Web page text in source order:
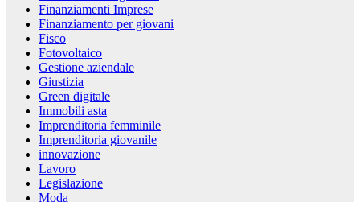
Finanziamenti Imprese
Finanziamento per giovani
Fisco
Fotovoltaico
Gestione aziendale
Giustizia
Green digitale
Immobili asta
Imprenditoria femminile
Imprenditoria giovanile
innovazione
Lavoro
Legislazione
Moda